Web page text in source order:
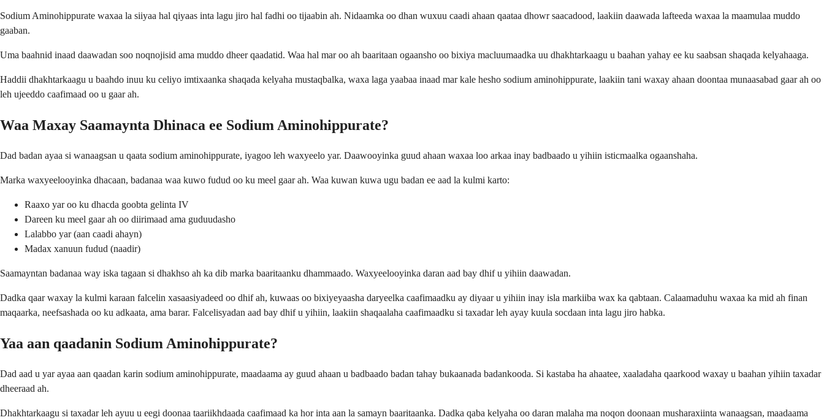
Sodium Aminohippurate waxaa la siiyaa hal qiyaas inta lagu jiro hal fadhi oo tijaabin ah. Nidaamka oo dhan wuxuu caadi ahaan qaataa dhowr saacadood, laakiin daawada lafteeda waxaa la maamulaa muddo
gaaban.
Uma baahnid inaad daawadan soo noqnojisid ama muddo dheer qaadatid. Waa hal mar oo ah baaritaan ogaansho oo bixiya macluumaadka uu dhakhtarkaagu u baahan yahay ee ku saabsan shaqada kelyahaaga.
Haddii dhakhtarkaagu u baahdo inuu ku celiyo imtixaanka shaqada kelyaha mustaqbalka, waxa laga yaabaa inaad mar kale hesho sodium aminohippurate, laakiin tani waxay ahaan doontaa munaasabad gaar ah oo
leh ujeeddo caafimaad oo u gaar ah.
Waa Maxay Saamaynta Dhinaca ee Sodium Aminohippurate?
Dad badan ayaa si wanaagsan u qaata sodium aminohippurate, iyagoo leh waxyeelo yar. Daawooyinka guud ahaan waxaa loo arkaa inay badbaado u yihiin isticmaalka ogaanshaha.
Marka waxyeelooyinka dhacaan, badanaa waa kuwo fudud oo ku meel gaar ah. Waa kuwan kuwa ugu badan ee aad la kulmi karto:
Raaxo yar oo ku dhacda goobta gelinta IV
Dareen ku meel gaar ah oo diirimaad ama guduudasho
Lalabbo yar (aan caadi ahayn)
Madax xanuun fudud (naadir)
Saamayntan badanaa way iska tagaan si dhakhso ah ka dib marka baaritaanku dhammaado. Waxyeelooyinka daran aad bay dhif u yihiin daawadan.
Dadka qaar waxay la kulmi karaan falcelin xasaasiyadeed oo dhif ah, kuwaas oo bixiyeyaasha daryeelka caafimaadku ay diyaar u yihiin inay isla markiiba wax ka qabtaan. Calaamaduhu waxaa ka mid ah finan
maqaarka, neefsashada oo ku adkaata, ama barar. Falcelisyadan aad bay dhif u yihiin, laakiin shaqaalaha caafimaadku si taxadar leh ayay kuula socdaan inta lagu jiro habka.
Yaa aan qaadanin Sodium Aminohippurate?
Dad aad u yar ayaa aan qaadan karin sodium aminohippurate, maadaama ay guud ahaan u badbaado badan tahay bukaanada badankooda. Si kastaba ha ahaatee, xaaladaha qaarkood waxay u baahan yihiin taxadar
dheeraad ah.
Dhakhtarkaagu si taxadar leh ayuu u eegi doonaa taariikhdaada caafimaad ka hor inta aan la samayn baaritaanka. Dadka qaba kelyaha oo daran malaha ma noqon doonaan musharaxiinta wanaagsan, maadaama